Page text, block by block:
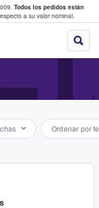
Todos los pedidos están
a su valor nominal.
fans
Ordenar por